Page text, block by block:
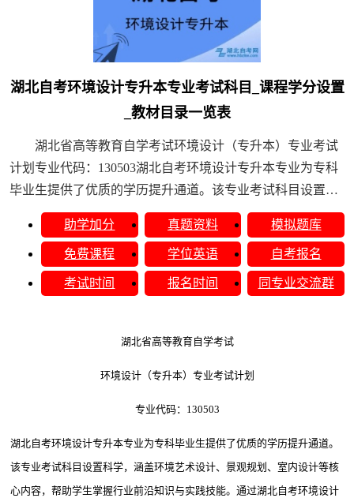
湖北自考环境设计专升本专业考试科目_课程学分设置
_教材目录一览表
湖北省高等教育自学考试环境设计（专升本）专业考试
计划专业代码：130503湖北自考环境设计专升本专业为专科
毕业生提供了优质的学历提升通道。该专业考试科目设置科
学，涵盖环境艺术设计、景观规划、室内设计等......
助学加分
真题资料 模拟题库
免费课程 学位英语 自考报名
考试时间 报名时间 同专业交流群
湖北省高等教育自学考试
环境设计（专升本）专业考试计划
专业代码：130503
湖北自考环境设计专升本专业为专科毕业生提供了优质的学历提升通道。
该专业考试科目设置科学，涵盖环境艺术设计、景观规划、室内设计等核
心内容，帮助学生掌握行业前沿知识与实践技能。通过湖北自考环境设计